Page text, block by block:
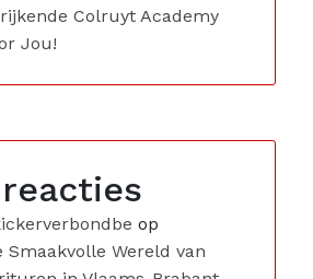
Colruyt Academy
Jou!
op
Smaakvolle Wereld van